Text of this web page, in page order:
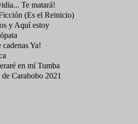
Te matará!
(Es el Reinicio)
y Aquí estoy
cadenas Ya!
en mí Tumba
Carabobo 2021